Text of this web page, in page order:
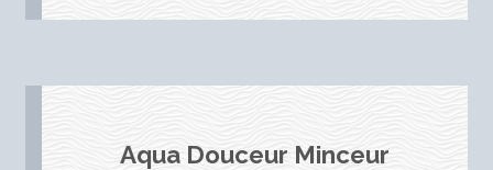
Aqua Douceur Minceur